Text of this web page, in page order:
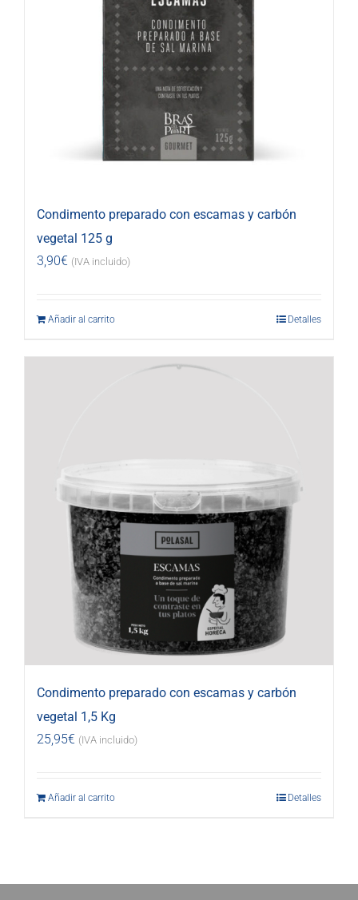
Condimento preparado con escamas y carbón
vegetal 125 g
3,90€ (IVA incluido)
Añadir al carrito Detalles
Condimento preparado con escamas y carbón
vegetal 1,5 Kg
25,95€ (IVA incluido)
Añadir al carrito Detalles